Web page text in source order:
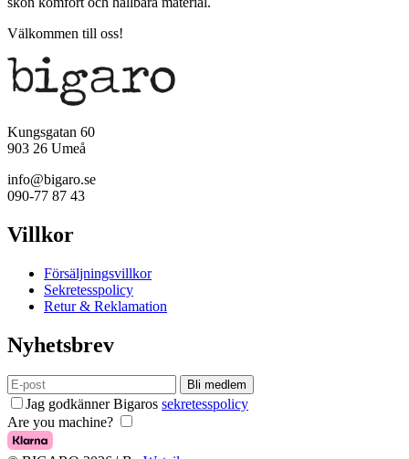
Välkommen till oss!
Kungsgatan 60
903 26 Umeå
info@bigaro.se
090-77 87 43
Villkor
Försäljningsvillkor
Sekretesspolicy
Retur & Reklamation
Nyhetsbrev
Bli medlem
Jag godkänner Bigaros sekretesspolicy
Are you machine?